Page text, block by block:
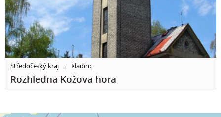
Středočeský kraj Kladno
Rozhledna Kožova hora